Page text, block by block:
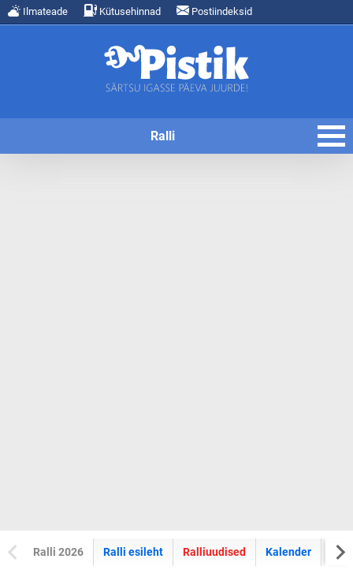
Ilmateade Kütusehinnad Postiindeksid
Ralli
Ralli 2026 Ralli esileht Ralliuudised Kalender